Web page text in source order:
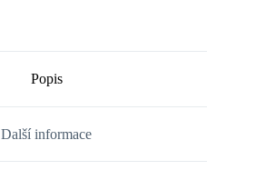
Popis
Další informace